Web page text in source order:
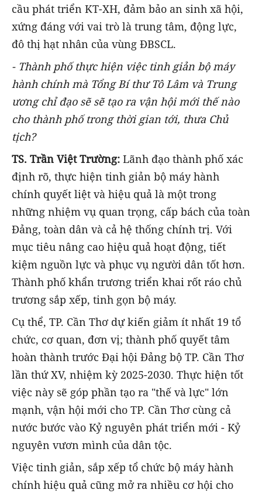
cầu phát triển KT-XH, đảm bảo an sinh xã hội,
xứng đáng với vai trò là trung tâm, động lực,
đô thị hạt nhân của vùng ĐBSCL.
- Thành phố thực hiện việc tinh giản bộ máy
hành chính mà Tổng Bí thư Tô Lâm và Trung
ương chỉ đạo sẽ sẽ tạo ra vận hội mới thế nào
cho thành phố trong thời gian tới, thưa Chủ
tịch?
TS. Trần Việt Trường: Lãnh đạo thành phố xác
định rõ, thực hiện tinh giản bộ máy hành
chính quyết liệt và hiệu quả là một trong
những nhiệm vụ quan trọng, cấp bách của toàn
Đảng, toàn dân và cả hệ thống chính trị. Với
mục tiêu nâng cao hiệu quả hoạt động, tiết
kiệm nguồn lực và phục vụ người dân tốt hơn.
Thành phố khẩn trương triển khai rốt ráo chủ
trương sắp xếp, tinh gọn bộ máy.
Cụ thể, TP. Cần Thơ dự kiến giảm ít nhất 19 tổ
chức, cơ quan, đơn vị; thành phố quyết tâm
hoàn thành trước Đại hội Đảng bộ TP. Cần Thơ
lần thứ XV, nhiệm kỳ 2025-2030. Thực hiện tốt
việc này sẽ góp phần tạo ra "thế và lực" lớn
mạnh, vận hội mới cho TP. Cần Thơ cùng cả
nước bước vào Kỷ nguyên phát triển mới - Kỷ
nguyên vươn mình của dân tộc.
Việc tinh giản, sắp xếp tổ chức bộ máy hành
chính hiệu quả cũng mở ra nhiều cơ hội cho